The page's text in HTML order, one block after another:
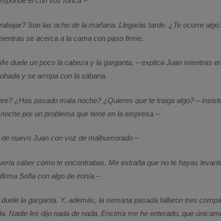
Son las ocho de la mañana. Llegarás tarde. ¿Te ocurre
se acerca a la cama con paso firme.
duele un poco la cabeza y la garganta. – explica Juan mientras
y se arropa con la sábana.
¿Has pasado mala noche? ¿Quieres que te traiga algo? –
por un problema que tiene en la empresa –
nuevo Juan con voz de malhumorado –
saber cómo te encontrabas. Me extraña que no te hayas
Sofia con algo de ironía –
la garganta. Y, además, la semana pasada fallaron tres
Nadie les dijo nada de nada. Encima me he enterado, que